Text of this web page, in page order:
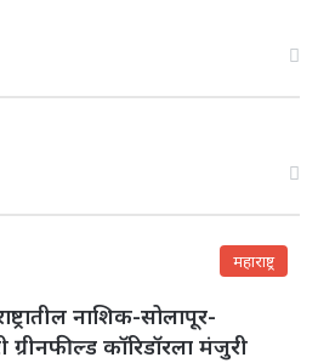
महाराष्ट्र
नाशिक-सोलापूर-
कॉरिडॉरला मंजुरी